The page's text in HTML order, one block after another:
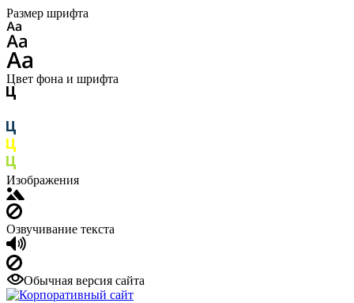
Размер шрифта
Цвет фона и шрифта
Изображения
Озвучивание текста
Обычная версия сайта